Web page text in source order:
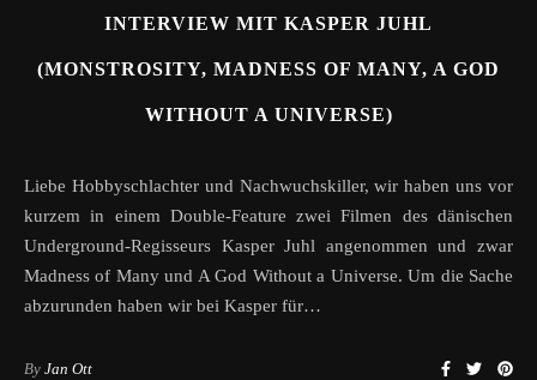
INTERVIEW MIT KASPER JUHL
(MONSTROSITY, MADNESS OF MANY, A GOD
WITHOUT A UNIVERSE)
Liebe Hobbyschlachter und Nachwuchskiller, wir haben uns vor
kurzem in einem Double-Feature zwei Filmen des dänischen
Underground-Regisseurs Kasper Juhl angenommen und zwar
Madness of Many und A God Without a Universe. Um die Sache
abzurunden haben wir bei Kasper für…
By Jan Ott